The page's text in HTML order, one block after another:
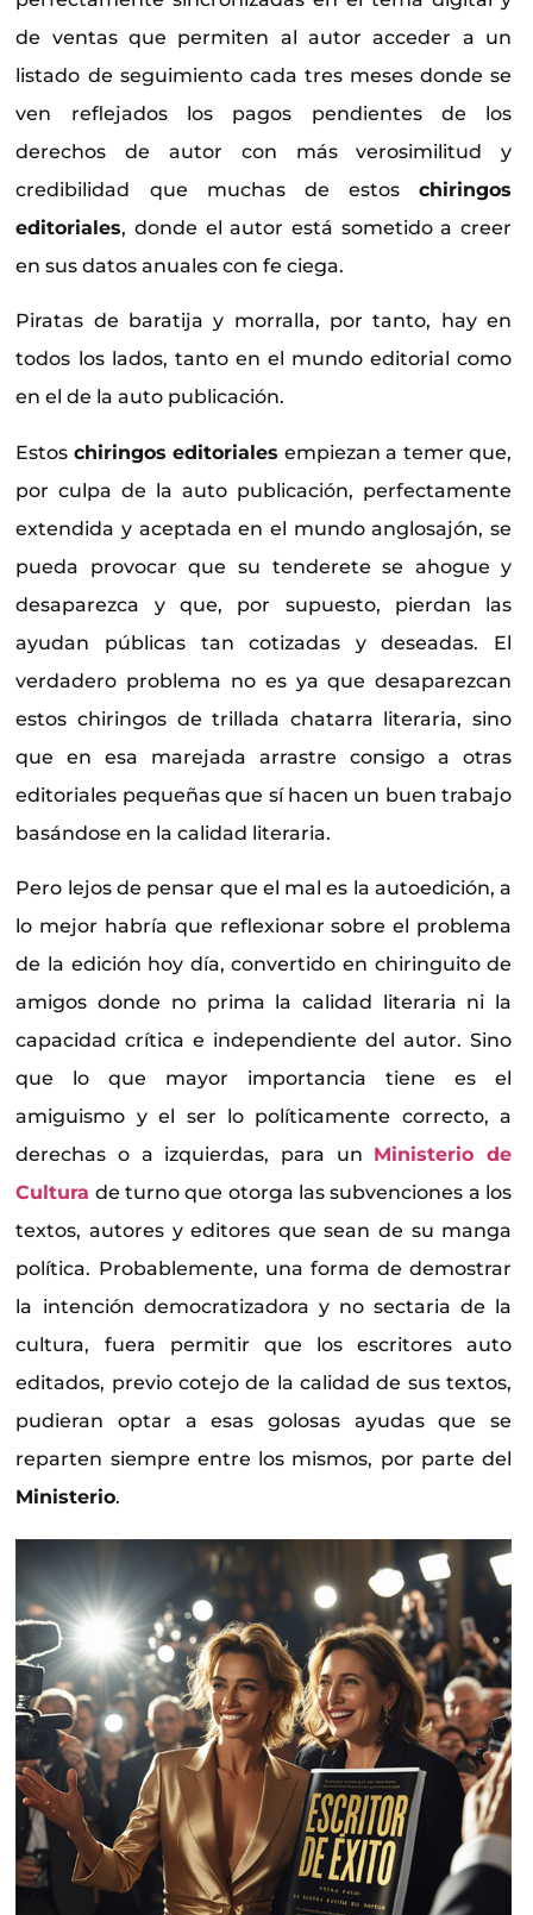
de ventas que permiten al autor acceder a un
listado de seguimiento cada tres meses donde se
ven reflejados los pagos pendientes de los
derechos de autor con más verosimilitud y
credibilidad que muchas de estoschiringos
editoriales, donde el autor está sometido a creer
en sus datos anuales con fe ciega.
Piratas de baratija y morralla, por tanto, hay en
todos los lados, tanto en el mundo editorial como
en el de la auto publicación.
Estos chiringos editoriales empiezan a temer que,
por culpa de la auto publicación, perfectamente
extendida y aceptada en el mundo anglosajón, se
pueda provocar que su tenderete se ahogue y
desaparezca y que, por supuesto, pierdan las
ayudan públicas tan cotizadas y deseadas. El
verdadero problema no es ya que desaparezcan
estos chiringos de trillada chatarra literaria, sino
que en esa marejada arrastre consigo a otras
editoriales pequeñas que sí hacen un buen trabajo
basándose en la calidad literaria.
Pero lejos de pensar que el mal es la autoedición, a
lo mejor habría que reflexionar sobre el problema
de la edición hoy día, convertido en chiringuito de
amigos donde no prima la calidad literaria ni la
capacidad crítica e independiente del autor. Sino
que lo que mayor importancia tiene es el
amiguismo y el ser lo políticamente correcto, a
derechas o a izquierdas, para un Ministerio de
Cultura de turno que otorga las subvenciones a los
textos, autores y editores que sean de su manga
política. Probablemente, una forma de demostrar
la intención democratizadora y no sectaria de la
cultura, fuera permitir que los escritores auto
editados, previo cotejo de la calidad de sus textos,
pudieran optar a esas golosas ayudas que se
reparten siempre entre los mismos, por parte del
Ministerio.